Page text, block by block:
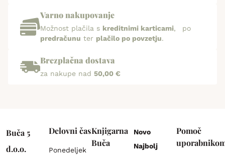
Varno nakupovanje
Možnost plačila s kreditnimi karticami, po
predračunu ter plačilo po povzetju.
Brezplačna dostava
za nakupe nad 50,00 €
Buča 5
d.o.o.
Delovni čas
Ponedeljek
Knjigarna
Buča
Novo
Najbolj
Pomoč